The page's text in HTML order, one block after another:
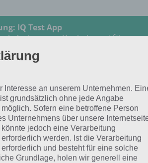
IQ Test App
Aufgaben zum Knobeln und Üben
HERUNTERLADEN
Rätsel vom 23.5.2021 zu
dort aktuell feststeckst, hier die
Interesse an unserem Unternehmen.
grundsätzlich ohne jede Angabe
Sofern eine betroffene Person
Unternehmens über unsere
jedoch eine Verarbeitung
werden. Ist die Verarbeitung
und besteht für eine solche
Grundlage, holen wir generell eine